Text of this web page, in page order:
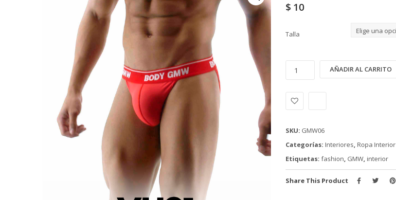
$ 10
Talla
GMW
cantidad
AÑADIR AL CARRITO
SKU: GMW06
Categorías: Interiores, Ropa Interior
Etiquetas: fashion, GMW, interior
Share This Product